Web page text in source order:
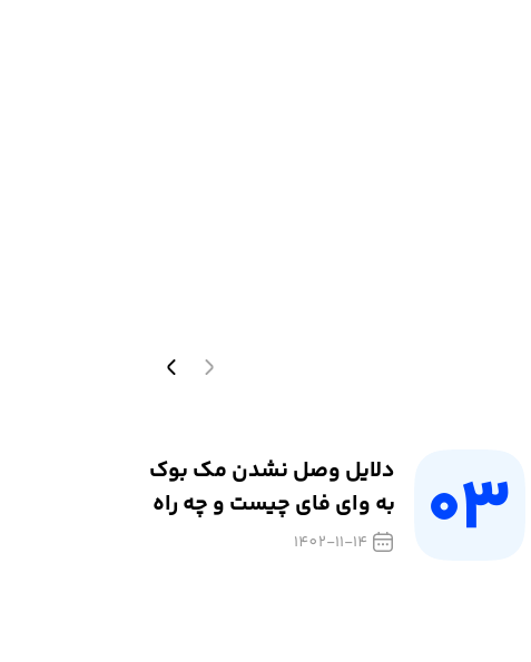
دلایل وصل نشدن مک بوک
به وای فای چیست و چه راه
حل‌هایی دارد؟
1402-11-14